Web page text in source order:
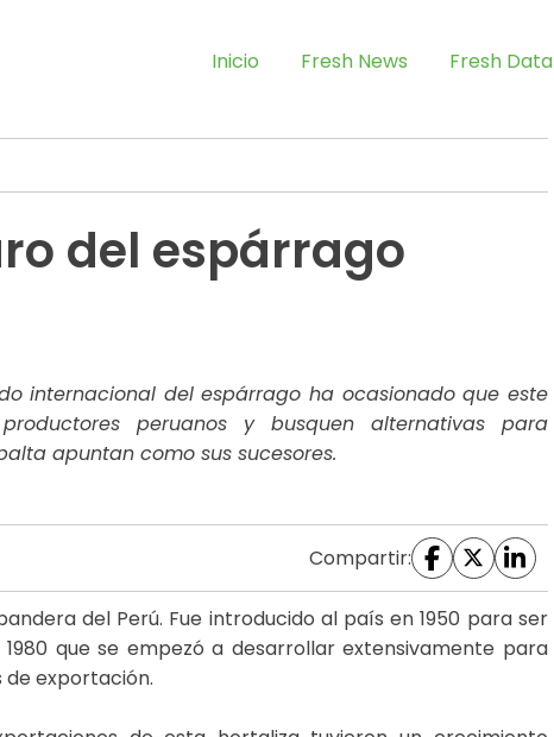
Inicio Fresh News Fresh Data
del espárrago
internacional del espárrago ha ocasionado que este
peruanos y busquen alternativas para
apuntan como sus sucesores.
Compartir:
del Perú. Fue introducido al país en 1950 para ser
que se empezó a desarrollar extensivamente para
exportación.